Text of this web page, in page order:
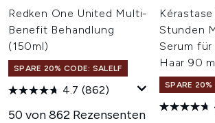
Redken One United Multi-
Benefit Behandlung
(150ml)
SPARE 20% CODE: SALELF
4.7 (862)
50 von 862 Rezensenten
Stunden
Serum für
Haar 90
SPARE 20%